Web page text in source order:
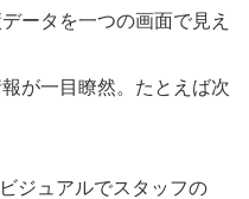
ータを一つの画面で見え
が一目瞭然。たとえば次
ビジュアルでスタッフの